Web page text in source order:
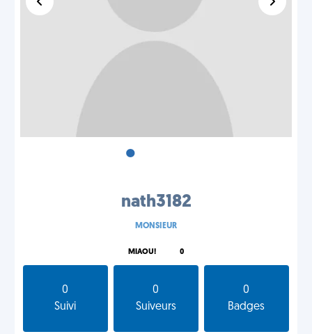
•
nath3182
MONSIEUR
MIAOU! 0
0
Suivi
0
Suiveurs
0
Badges